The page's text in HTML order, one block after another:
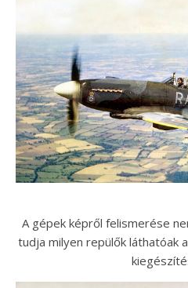
A gépek képről felismerése
tudja milyen repülők láthatóak